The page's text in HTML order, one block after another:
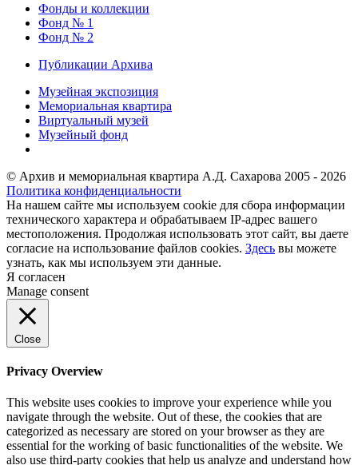
Фонды и коллекции
Фонд № 1
Фонд № 2
Публикации Архива
Музейная экспозиция
Мемориальная квартира
Виртуальный музей
Музейный фонд
© Архив и мемориальная квартира А.Д. Сахарова 2005 - 2026
Политика конфиденциальности
На нашем сайте мы используем cookie для сбора информации
технического характера и обрабатываем IP-адрес вашего
местоположения. Продолжая использовать этот сайт, вы даете
согласие на использование файлов cookies. Здесь вы можете
узнать, как мы используем эти данные.
Я согласен
Manage consent
Close
Privacy Overview
This website uses cookies to improve your experience while you
navigate through the website. Out of these, the cookies that are
categorized as necessary are stored on your browser as they are
essential for the working of basic functionalities of the website. We
also use third-party cookies that help us analyze and understand how